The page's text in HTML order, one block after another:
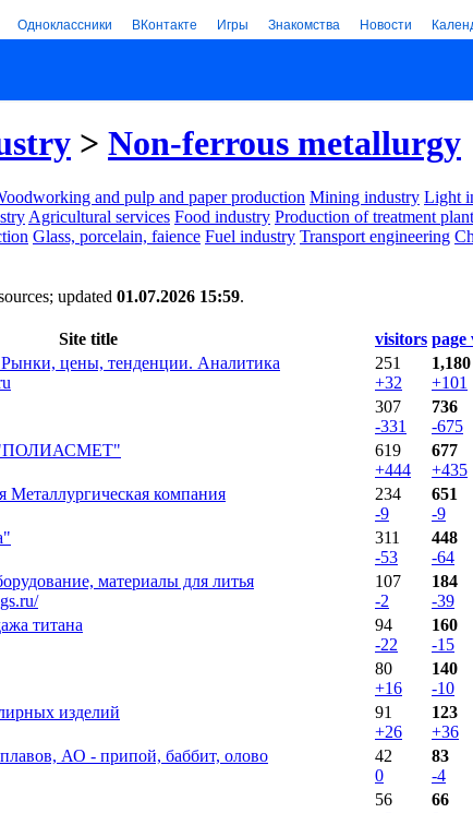
Одноклассники ВКонтакте Игры Знакомства Новости
> Non-ferrous metallurgy
and pulp and paper production Mining industry Light
Agricultural services Food industry Production of treatment
Glass, porcelain, faience Fuel industry Transport engineering
updated 01.07.2026 15:59.
Site title visitors page
цены, тенденции. Аналитика
251
+32
1,180
+101
307
-331
736
-675
"ПОЛИАСМЕТ"
619
+444
677
+435
Металлургическая компания
234
-9
651
-9
311
-53
448
-64
материалы для литья
107
-2
184
-39
титана
94
-22
160
-15
80
+16
140
-10
изделий
91
+26
123
+36
АО - припой, баббит, олово
42
0
83
-4
56
66